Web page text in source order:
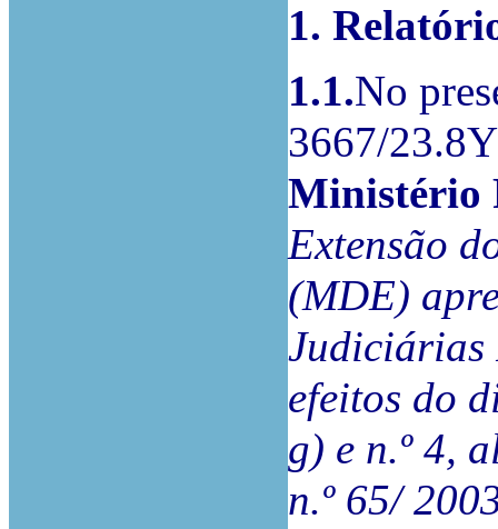
1.
1.1.No
3667/
Ministério
Extensão
(MDE)
Judiciárias
efeitos do
g) e n.º 4,
n.º 65/